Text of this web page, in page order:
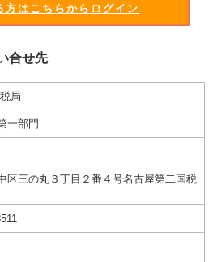
方はこちらからログイン
合せ先
局
一部門
区三の丸３丁目２番４号名古屋第二国税